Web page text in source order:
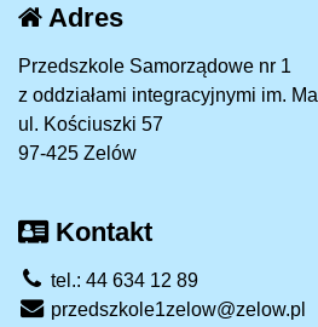
Adres
Przedszkole Samorządowe nr 1
z oddziałami integracyjnymi im.
ul. Kościuszki 57
97-425 Zelów
Kontakt
tel.: 44 634 12 89
przedszkole1zelow@zelow.pl